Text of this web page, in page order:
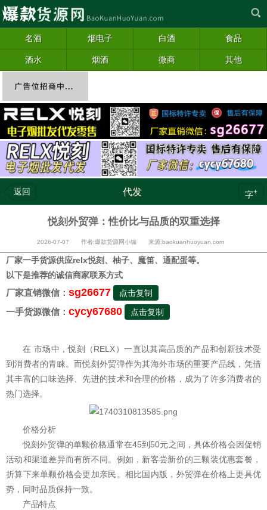
名酒 烟电子 白酒 食品
酒水 烟酒 微商 其他
返回 代发 字+
悦刻外贸弹：性价比与品质的双重选择
2026-07-07 作者:爆款货源网小编 来源:baokuanhuoyuan.com
厂家一手货源供应relx悦刻、柚子、魔笛、通配蛋等。
以下是推荐的诚信商家联系方式
厂家直销微信： sg26677 点击复制
一手货源微信： cycy67680 点击复制
在 市场中，悦刻（RELX）一直以其高品质的产品和创新技术受
到消费者的青睐。而悦刻外贸弹作为其海外市场的重要产品线，凭借
其丰富的口味选择、先进的技术和合理的价格，成为了许多消费者的
热门选择。
价格分析
悦刻外贸弹的单颗价格通常在45到50元之间，具体价格会因促销
活动和渠道差异而有所不同。例如，新客尝新价的三颗装优惠套餐，
折算下来单颗价格会更加亲民。相比国内版，外贸弹在价格上更具优
势，同时品质保持一致。
产品特点